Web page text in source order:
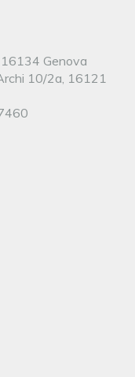
Genova
10/2a, 16121